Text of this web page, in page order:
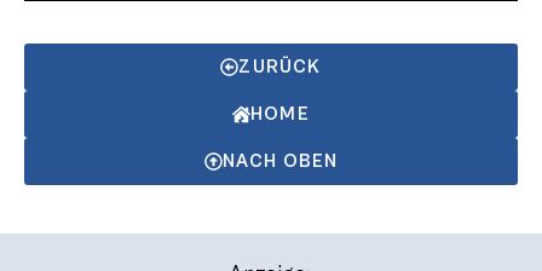
ZURÜCK
HOME
NACH OBEN